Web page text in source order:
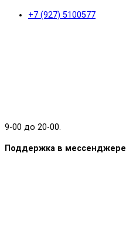
+7 (927) 5100577
9-00 до 20-00.
Поддержка в мессенджере